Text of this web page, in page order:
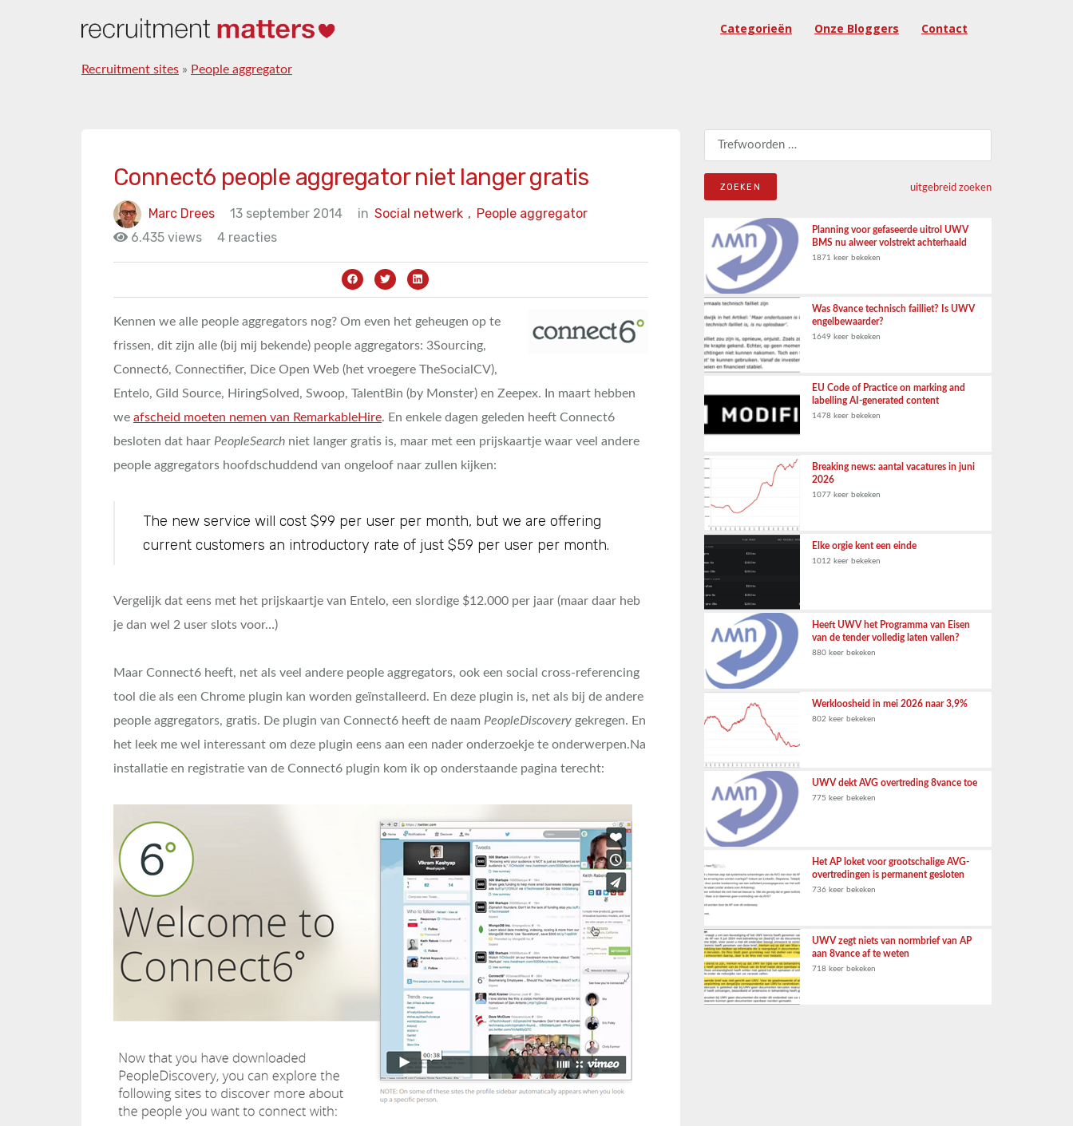
Categorieën Onze Bloggers Contact
Recruitment sites » People aggregator
Connect6 people aggregator niet langer gratis
Marc Drees 13 september 2014 in People aggregator
Social netwerk ,
6.435 views
4 reacties
Kennen we alle people aggregators nog? Om even het geheugen op te
frissen, dit zijn alle (bij mij bekende) people aggregators: 3Sourcing,
Connect6, Connectifier, Dice Open Web (het vroegere TheSocialCV),
Entelo, Gild Source, HiringSolved, Swoop, TalentBin (by Monster) en Zeepex. In maart hebben
we afscheid moeten nemen van RemarkableHire. En enkele dagen geleden heeft Connect6
besloten dat haar PeopleSearch niet langer gratis is, maar met een prijskaartje waar veel andere
people aggregators hoofdschuddend van ongeloof naar zullen kijken:
The new service will cost $99 per user per month, but we are offering
current customers an introductory rate of just $59 per user per month.
Vergelijk dat eens met het prijskaartje van Entelo, een slordige $12.000 per jaar (maar daar heb
je dan wel 2 user slots voor…)
Maar Connect6 heeft, net als veel andere people aggregators, ook een social cross-referencing
tool die als een Chrome plugin kan worden geïnstalleerd. En deze plugin is, net als bij de andere
people aggregators, gratis. De plugin van Connect6 heeft de naam PeopleDiscovery gekregen. En
het leek me wel interessant om deze plugin eens aan een nader onderzoekje te onderwerpen.Na
installatie en registratie van de Connect6 plugin kom ik op onderstaande pagina terecht:
Zoeken naar:
uitgebreid zoeken
Planning voor gefaseerde uitrol UWV
BMS nu alweer volstrekt achterhaald
1871 keer bekeken
Was 8vance technisch failliet? Is UWV
engelbewaarder?
1649 keer bekeken
EU Code of Practice on marking and
labelling AI-generated content
1478 keer bekeken
Breaking news: aantal vacatures in juni
2026
1077 keer bekeken
Elke orgie kent een einde
1012 keer bekeken
Heeft UWV het Programma van Eisen
van de tender volledig laten vallen?
880 keer bekeken
Werkloosheid in mei 2026 naar 3,9%
802 keer bekeken
UWV dekt AVG overtreding 8vance toe
775 keer bekeken
Het AP loket voor grootschalige AVG-
overtredingen is permanent gesloten
736 keer bekeken
UWV zegt niets van normbrief van AP
aan 8vance af te weten
718 keer bekeken